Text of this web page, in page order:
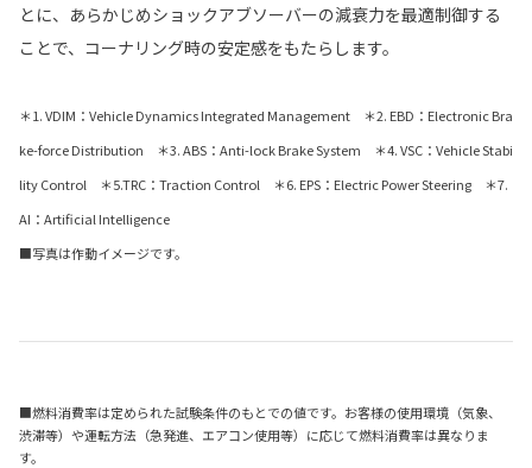
とに、あらかじめショックアブソーバーの減衰力を最適制御する
ことで、コーナリング時の安定感をもたらします。
＊1. VDIM：Vehicle Dynamics Integrated Management ＊2. EBD：Electronic Bra
ke-force Distribution ＊3. ABS：Anti-lock Brake System ＊4. VSC：Vehicle Stabi
lity Control ＊5.TRC：Traction Control ＊6. EPS：Electric Power Steering ＊7.
AI：Artificial Intelligence
■写真は作動イメージです。
■燃料消費率は定められた試験条件のもとでの値です。お客様の使用環境（気象、
渋滞等）や運転方法（急発進、エアコン使用等）に応じて燃料消費率は異なりま
す。